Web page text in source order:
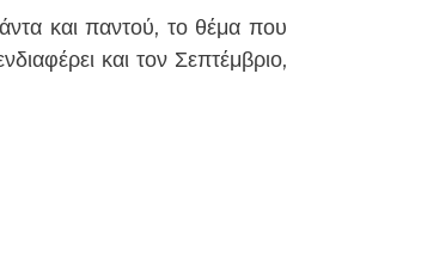
και παντού, το θέμα που
και τον Σεπτέμβριο,